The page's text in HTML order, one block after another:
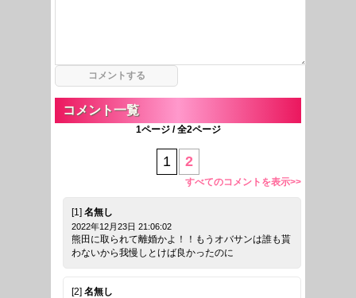
コメント一覧
1ページ / 全2ページ
1 2
すべてのコメントを表示>>
[1] 名無し
2022年12月23日 21:06:02
熊田に取られて離婚かよ！！もうオバサンは誰も貰
わないから我慢しとけば良かったのに
[2] 名無し